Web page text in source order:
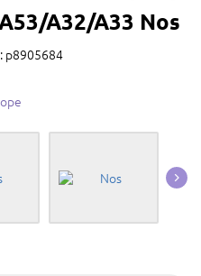
A32/A33 Nos
p8905684